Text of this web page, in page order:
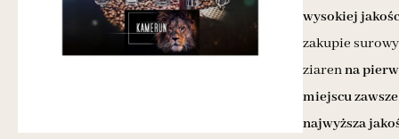
wysokiej
zakupie
ziarenna
miejscu
najwyższa